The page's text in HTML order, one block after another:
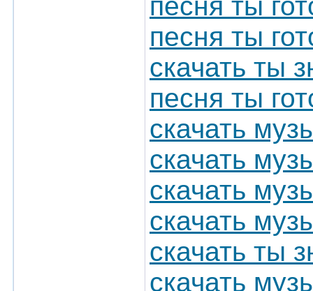
песня ты
скачать ты
песня ты
скачать
скачать
скачать
скачать
скачать ты
скачать